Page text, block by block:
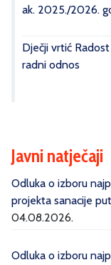
ak. 2025./2026.
Dječji vrtić
radni odnos
Javni natječaji
Odluka o izboru
projekta sanacije
04.08.2026.
Odluka o izboru